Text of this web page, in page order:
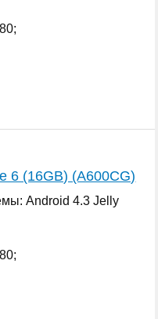
6 (16GB) (A600CG)
Android 4.3 Jelly